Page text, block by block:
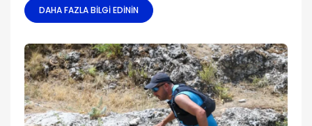
DAHA FAZLA BILGI EDININ